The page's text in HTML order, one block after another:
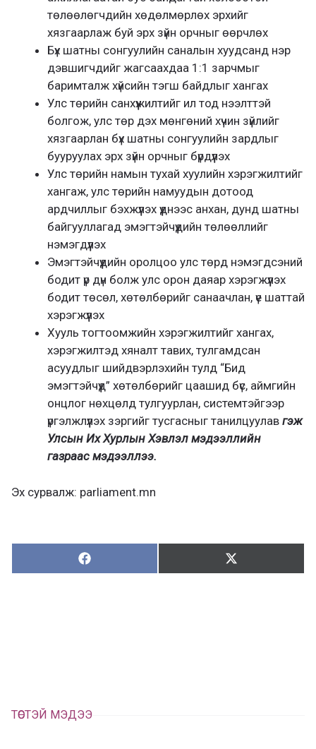
төлөөлөгчдийн хөдөлмөрлөх эрхийг
хязгаарлаж буй эрх зүйн орчныг өөрчлөх
Бүх шатны сонгуулийн саналын хуудсанд нэр
дэвшигчдийг жагсаахдаа 1:1 зарчмыг
баримталж хүйсийн тэгш байдлыг хангах
Улс төрийн санхүүжилтийг ил тод нээлттэй
болгож, улс төр дэх мөнгөний хүчин зүйлийг
хязгаарлан бүх шатны сонгуулийн зардлыг
бууруулах эрх зүйн орчныг бүрдүүлэх
Улс төрийн намын тухай хуулийн хэрэгжилтийг
хангаж, улс төрийн намуудын дотоод
ардчиллыг бэхжүүлэх үүднээс анхан, дунд шатны
байгууллагад эмэгтэйчүүдийн төлөөллийг
нэмэгдүүлэх
Эмэгтэйчүүдийн оролцоо улс төрд нэмэгдсэний
бодит үр дүн болж улс орон даяар хэрэгжүүлэх
бодит төсөл, хөтөлбөрийг санаачлан, үе шаттай
хэрэгжүүлэх
Хууль тогтоомжийн хэрэгжилтийг хангах,
хэрэгжилтэд хяналт тавих, тулгамдсан
асуудлыг шийдвэрлэхийн тулд “Бид
эмэгтэйчүүд” хөтөлбөрийг цаашид бүс, аймгийн
онцлог нөхцөлд тулгуурлан, системтэйгээр
үргэлжлүүлэх зэргийг тусгасныг танилцуулав гэж
Улсын Их Хурлын Хэвлэл мэдээллийн
газраас мэдээллээ.
Эх сурвалж: parliament.mn
Хуваалцах:
Х
у
Түгээх:
Т
ТӨСТЭЙ МЭДЭЭ